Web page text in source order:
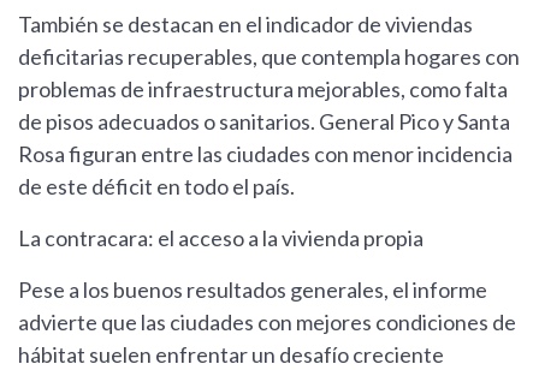
También se destacan en el indicador de viviendas
deficitarias recuperables, que contempla hogares con
problemas de infraestructura mejorables, como falta
de pisos adecuados o sanitarios. General Pico y Santa
Rosa figuran entre las ciudades con menor incidencia
de este déficit en todo el país.
La contracara: el acceso a la vivienda propia
Pese a los buenos resultados generales, el informe
advierte que las ciudades con mejores condiciones de
hábitat suelen enfrentar un desafío creciente